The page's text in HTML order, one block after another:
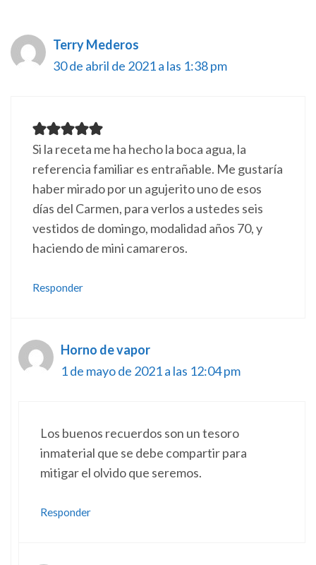
Terry Mederos
30 de abril de 2021 a las 1:38 pm
Si la receta me ha hecho la boca agua, la
referencia familiar es entrañable. Me gustaría
haber mirado por un agujerito uno de esos
días del Carmen, para verlos a ustedes seis
vestidos de domingo, modalidad años 70, y
haciendo de mini camareros.
Responder
Horno de vapor
1 de mayo de 2021 a las 12:04 pm
Los buenos recuerdos son un tesoro
inmaterial que se debe compartir para
mitigar el olvido que seremos.
Responder